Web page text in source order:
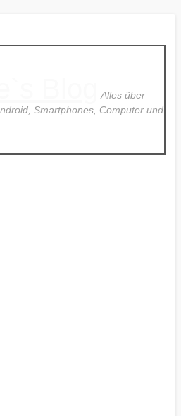
Alles über
Smartphones, Computer und